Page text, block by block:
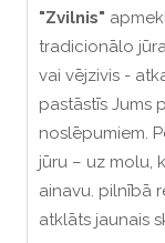
"Zvilnis"
tradicionālo
vai vējzivis -
pastāstīs Jums
noslēpumiem.
jūru – uz molu,
ainavu. pilnībā
atklāts jaunais